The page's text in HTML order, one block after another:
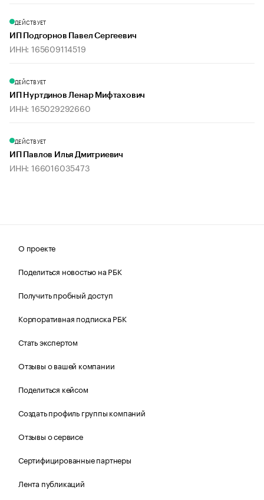
ДЕЙСТВУЕТ
ИП Подгорнов Павел Сергеевич
ИНН: 165609114519
ДЕЙСТВУЕТ
ИП Нуртдинов Ленар Мифтахович
ИНН: 165029292660
ДЕЙСТВУЕТ
ИП Павлов Илья Дмитриевич
ИНН: 166016035473
О проекте
Поделиться новостью на РБК
Получить пробный доступ
Корпоративная подписка РБК
Стать экспертом
Отзывы о вашей компании
Поделиться кейсом
Создать профиль группы компаний
Отзывы о сервисе
Сертифицированные партнеры
Лента публикаций